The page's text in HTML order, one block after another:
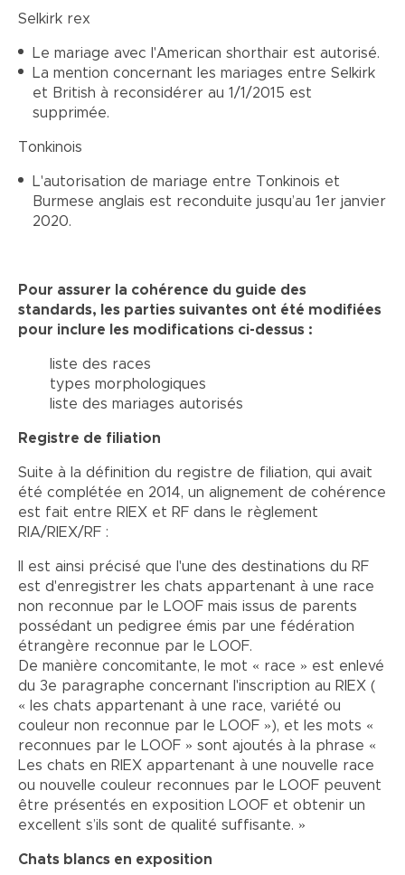
Selkirk rex
Le mariage avec l'American shorthair est autorisé.
La mention concernant les mariages entre Selkirk
et British à reconsidérer au 1/1/2015 est
supprimée.
Tonkinois
L'autorisation de mariage entre Tonkinois et
Burmese anglais est reconduite jusqu’au 1er janvier
2020.
Pour assurer la cohérence du guide des
standards, les parties suivantes ont été modifiées
pour inclure les modifications ci-dessus :
liste des races
types morphologiques
liste des mariages autorisés
Registre de filiation
Suite à la définition du registre de filiation, qui avait
été complétée en 2014, un alignement de cohérence
est fait entre RIEX et RF dans le règlement
RIA/RIEX/RF :
Il est ainsi précisé que l'une des destinations du RF
est d'enregistrer les chats appartenant à une race
non reconnue par le LOOF mais issus de parents
possédant un pedigree émis par une fédération
étrangère reconnue par le LOOF.
De manière concomitante, le mot « race » est enlevé
du 3e paragraphe concernant l'inscription au RIEX (
« les chats appartenant à une race, variété ou
couleur non reconnue par le LOOF »), et les mots «
reconnues par le LOOF » sont ajoutés à la phrase «
Les chats en RIEX appartenant à une nouvelle race
ou nouvelle couleur reconnues par le LOOF peuvent
être présentés en exposition LOOF et obtenir un
excellent s’ils sont de qualité suffisante. »
Chats blancs en exposition